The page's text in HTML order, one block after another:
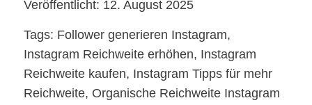
Veröffentlicht: 12. August 2025
Tags: Follower generieren Instagram,
Instagram Reichweite erhöhen, Instagram
Reichweite kaufen, Instagram Tipps für mehr
Reichweite, Organische Reichweite Instagram